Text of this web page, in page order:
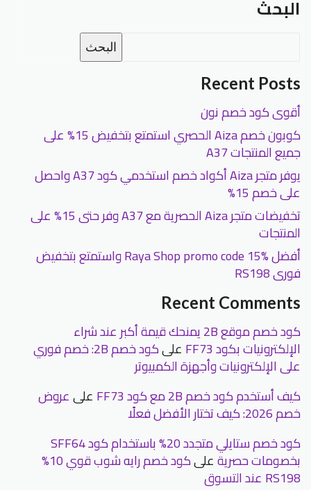
البحث
البحث
Recent Posts
أقوى كود خصم نون
كوبون خصم Aiza الحصري استمتع بتخفيض 15% على
جميع المنتجات A37
يوفر متجر Aiza أكواد خصم استخدمي كود A37 واحصل
على خصم 15%
تخفيضات متجر Aiza الحصرية مع A37 وفر حتى 15% على
المنتجات
أفضل Raya Shop promo code 15% واستمتع بتخفيض
فورى RS198
Recent Comments
كود خصم موقع 2B يمنحك قيمة أكبر عند شراء
الإلكترونيات بكود FF73 على كود خصم 2B: خصم فوري
على الإلكترونيات وأجهزة الكمبيوتر
كيف أستخدم كود خصم 2B مع كود FF73
علىعروض
خصم 2026: كيف تختار الأفضل فعلًا
كود خصم ستايلي متجدد 20% باستخدام كود SFF64
بخصومات حصريةعلى كود خصم رايه شوب قوي 10%
RS198 عند التسوق